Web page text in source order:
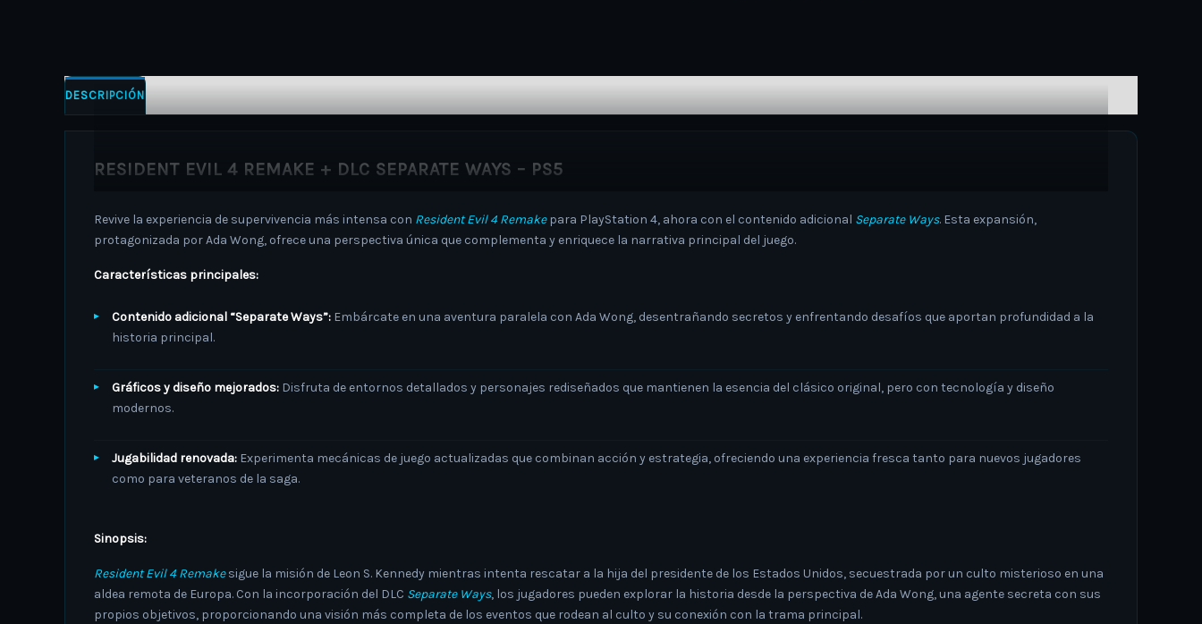
DESCRIPCIÓN
RESIDENT EVIL 4 REMAKE + DLC SEPARATE WAYS – PS5
Revive la experiencia de supervivencia más intensa con Resident Evil 4 Remakepara PlayStation 4, ahora con el contenido adicional Separate Ways. Esta expansión,
protagonizada por Ada Wong, ofrece una perspectiva única que complementa y enriquece la narrativa principal del juego.
Características principales:
Contenido adicional “Separate Ways”: Embárcate en una aventura paralela con Ada Wong, desentrañando secretos y enfrentando desafíos que aportan profundidad a la
historia principal.
Gráficos y diseño mejorados: Disfruta de entornos detallados y personajes rediseñados que mantienen la esencia del clásico original, pero con tecnología y diseño
modernos.
Jugabilidad renovada: Experimenta mecánicas de juego actualizadas que combinan acción y estrategia, ofreciendo una experiencia fresca tanto para nuevos jugadores
como para veteranos de la saga.
Sinopsis:
Resident Evil 4 Remakesigue la misión de Leon S. Kennedy mientras intenta rescatar a la hija del presidente de los Estados Unidos, secuestrada por un culto misterioso en una
aldea remota de Europa. Con la incorporación del DLC Separate Ways, los jugadores pueden explorar la historia desde la perspectiva de Ada Wong, una agente secreta con sus
propios objetivos, proporcionando una visión más completa de los eventos que rodean al culto y su conexión con la trama principal.